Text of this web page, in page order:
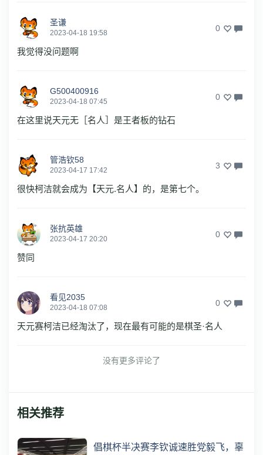
圣谦
2023-04-18 19:58 0
我觉得没问题啊
G500400916
2023-04-18 07:45 0
在这里说天元无［名人］是王者板的钻石
管浩钦58
2023-04-17 17:42 3
很快柯洁就会成为【天元.名人】的，是第七个。
张抗英雄
2023-04-17 20:20 0
赞同
看见2035
2023-04-18 07:08 0
天元赛柯洁已经淘汰了，现在最有可能的是棋圣·名人
没有更多评论了
相关推荐
倡棋杯半决赛李钦诚速胜党毅飞，辜